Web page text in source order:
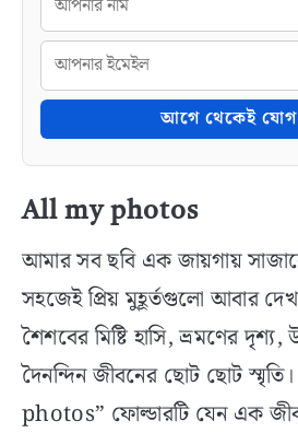
আগে থেকেই যোগ
All my photos
আমার সব ছবি এক জায়গায়
সহজেই প্রিয় মুহূর্তগুলো আবার
শৈশবের মিষ্টি হাসি, ভ্রমণের
দৈনন্দিন জীবনের ছোট ছোট
photos” ফোল্ডারটি যেন এক